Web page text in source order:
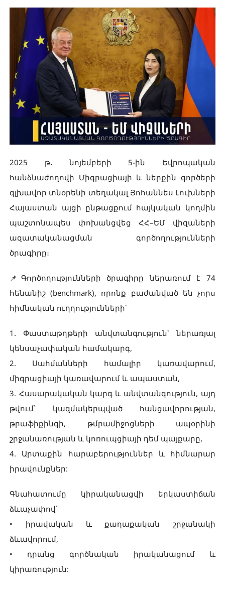
2025 թ․ նոյեմբերի 5-ին Եվրոպական
հանձնաժողովի Միգրացիայի և ներքին գործերի
գլխավոր տնօրենի տեղակալ Յոհաննես Լուխների
Հայաստան այցի ընթացքում հայկական կողմին
պաշտոնապես փոխանցվեց ՀՀ–ԵՄ վիզաների
ազատականացման գործողությունների
ծրագիրը։
📌Գործողությունների ծրագիրը ներառում է 74
հենանիշ (benchmark), որոնք բաժանված են չորս
հիմնական ուղղությունների՝
1. Փաստաթղթերի անվտանգություն՝ ներառյալ
կենսաչափական համակարգ,
2. Սահմանների համալիր կառավարում,
միգրացիայի կառավարում և ապաստան,
3. Հասարակական կարգ և անվտանգություն, այդ
թվում՝ կազմակերպված հանցավորության,
թրաֆիքինգի, թմրամիջոցների ապօրինի
շրջանառության և կոռուպցիայի դեմ պայքարը,
4. Արտաքին հարաբերություններ և հիմնարար
իրավունքներ:
Գնահատումը կիրականացվի երկաստիճան
ձևաչափով՝
• իրավական և քաղաքական շրջանակի
ձևավորում,
• դրանց գործնական իրականացում և
կիրառություն: